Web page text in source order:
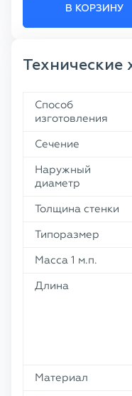
В КОРЗИНУ
Технические
Способ
изготовления
Сечение
Наружный
диаметр
Толщина стенки
Типоразмер
Масса 1 м.п.
Длина
Материал